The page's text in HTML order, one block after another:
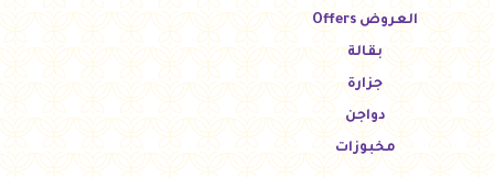
العروض Offers
بقالة
جزارة
دواجن
مخبوزات